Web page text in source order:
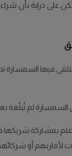
دراية بأن شراء
فيها
السمسارة لم تُبلّغه
لأقاربهم أو